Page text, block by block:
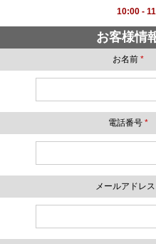
10:00 -
お客様情
お名前 *
電話番号 *
メールアドレス